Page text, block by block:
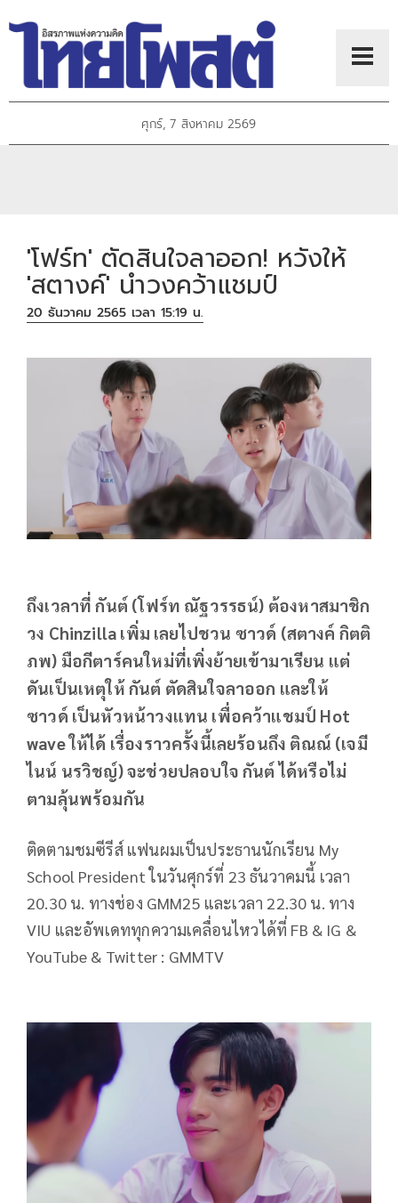
ศุกร์, 7 สิงหาคม 2569
'โฟร์ท' ตัดสินใจลาออก! หวังให้
'สตางค์' นำวงคว้าแชมป์
20 ธันวาคม 2565 เวลา 15:19 น.
ถึงเวลาที่ กันต์ (โฟร์ท ณัฐวรรธน์) ต้องหาสมาชิก
วง Chinzilla เพิ่ม เลยไปชวน ซาวด์ (สตางค์ กิตติ
ภพ) มือกีตาร์คนใหม่ที่เพิ่งย้ายเข้ามาเรียน แต่
ดันเป็นเหตุให้ กันต์ ตัดสินใจลาออก และให้
ซาวด์ เป็นหัวหน้าวงแทน เพื่อคว้าแชมป์ Hot
wave ให้ได้ เรื่องราวครั้งนี้เลยร้อนถึง ติณณ์ (เจมี
ไนน์ นรวิชญ์) จะช่วยปลอบใจ กันต์ ได้หรือไม่
ตามลุ้นพร้อมกัน
ติดตามชมซีรีส์ แฟนผมเป็นประธานนักเรียน My
School President ในวันศุกร์ที่ 23 ธันวาคมนี้ เวลา
20.30 น. ทางช่อง GMM25 และเวลา 22.30 น. ทาง
VIU และอัพเดททุกความเคลื่อนไหวได้ที่ FB & IG &
YouTube & Twitter : GMMTV